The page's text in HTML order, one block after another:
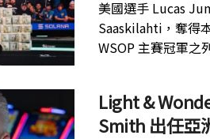
美國選手 Lucas
Saaskilahti，奪得
WSOP 主賽冠軍之
Light &
Smith 出任亞